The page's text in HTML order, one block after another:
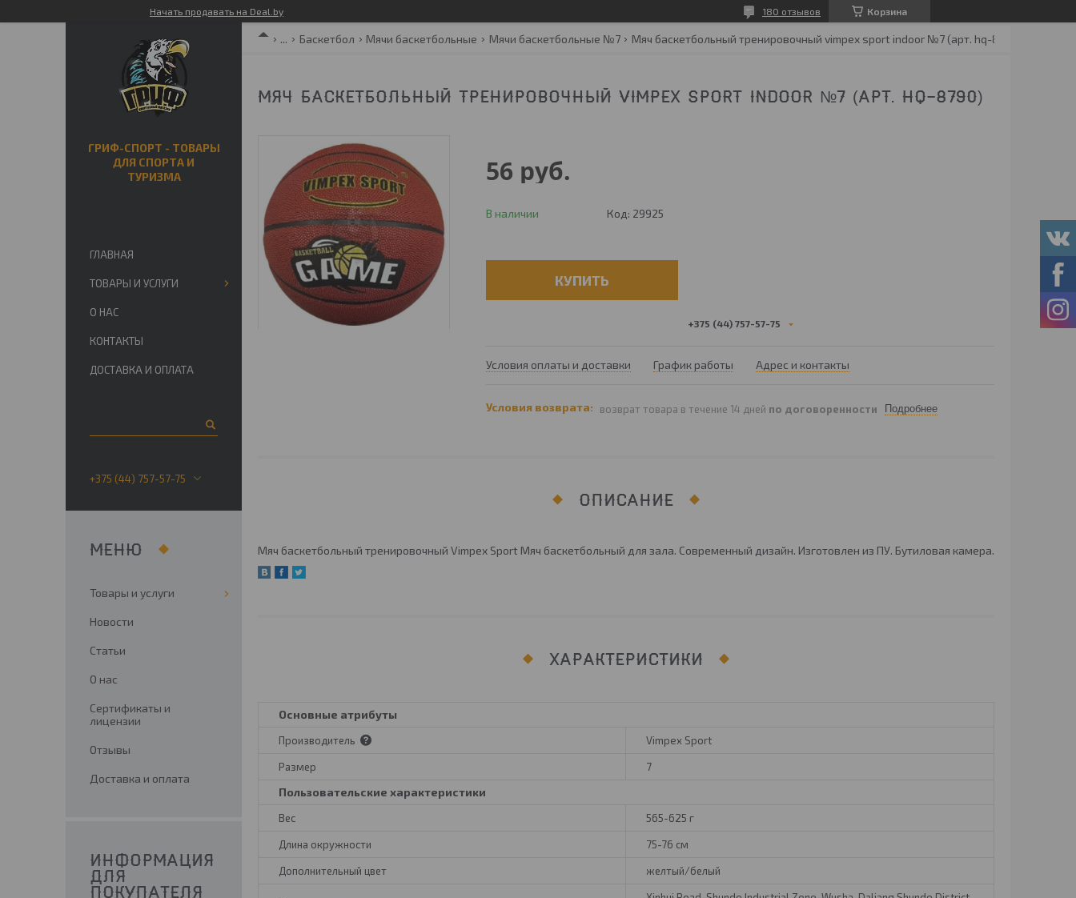
Начать продавать на Deal.by Корзина
180 отзывов
... Баскетбол Мячи баскетбольные Мячи баскетбольные №7
МЯЧ БАСКЕТБОЛЬНЫЙ ТРЕНИРОВОЧНЫЙ VIMPEX SPORT INDOOR №7 (АРТ. HQ-8790)
56 руб.
В наличии Код: 29925
КУПИТЬ
+375 (44) 757-57-75
Условия оплаты и доставки График работы Адрес и контакты
возврат товара в течение 14 дней по договоренности Подробнее
ОПИСАНИЕ
Мяч баскетбольный тренировочный Vimpex Sport Мяч баскетбольный для зала. Современный дизайн. Изготовлен из ПУ. Бутиловая камера.
ХАРАКТЕРИСТИКИ
Основные атрибуты
Производитель Vimpex Sport
Размер 7
Пользовательские характеристики
Вес 565-625 г
Длина окружности 75-76 см
Дополнительный цвет желтый/белый
ГРИФ-СПОРТ - ТОВАРЫ
ДЛЯ СПОРТА И
ТУРИЗМА
ГЛАВНАЯ
ТОВАРЫ И УСЛУГИ
О НАС
КОНТАКТЫ
ДОСТАВКА И ОПЛАТА
+375 (44) 757-57-75
Товары и услуги
Новости
Статьи
О нас
Сертификаты и
лицензии
Отзывы
Доставка и оплата
ИНФОРМАЦИЯ
ДЛЯ
ПОКУПАТЕЛЯ